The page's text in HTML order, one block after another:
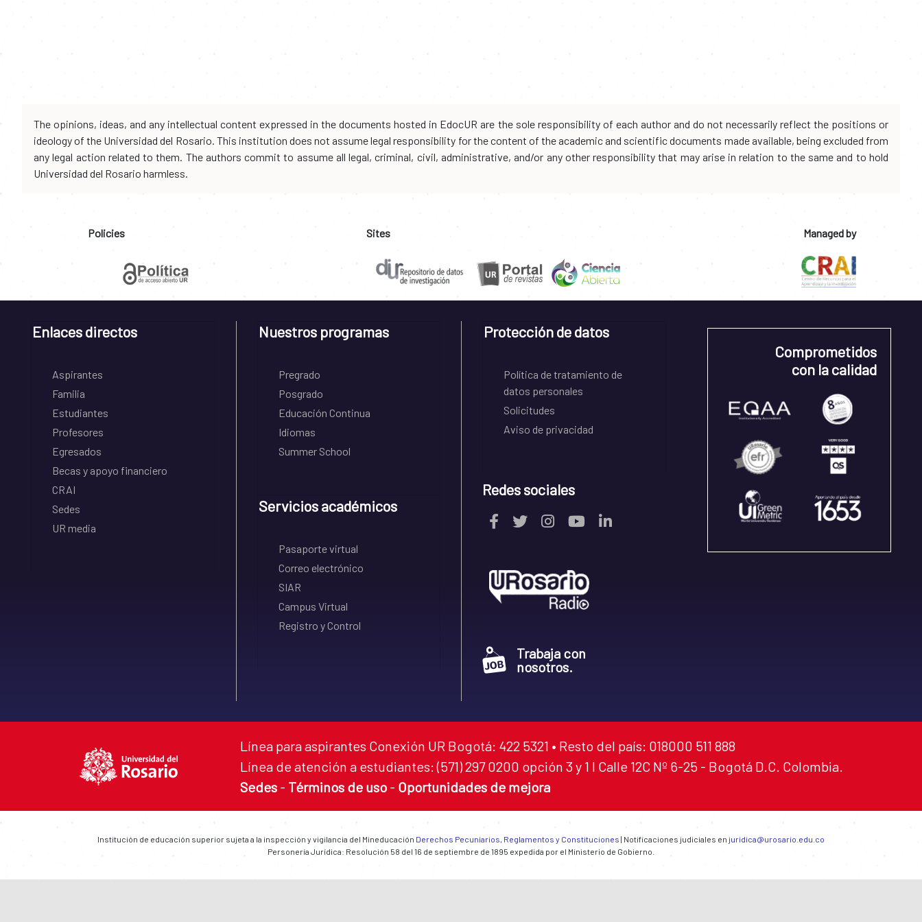
The opinions, ideas, and any intellectual content expressed in the documents hosted in EdocUR are the sole responsibility of each author and do not necessarily reflect the positions or
ideology of the Universidad del Rosario. This institution does not assume legal responsibility for the content of the academic and scientific documents made available, being excluded from
any legal action related to them. The authors commit to assume all legal, criminal, civil, administrative, and/or any other responsibility that may arise in relation to the same and to hold
Universidad del Rosario harmless.
Policies Sites Managed by
Enlaces directos
Aspirantes
Familia
Estudiantes
Profesores
Egresados
Becas y apoyo financiero
CRAI
Sedes
UR media
Nuestros programas
Pregrado
Posgrado
Educación Continua
Idiomas
Summer School
Servicios académicos
Pasaporte virtual
Correo electrónico
SIAR
Campus Virtual
Registro y Control
Protección de datos
Política de tratamiento de
datos personales
Solicitudes
Aviso de privacidad
Redes sociales
Trabaja con
nosotros.
Comprometidos
con la calidad
Línea para aspirantes Conexión UR Bogotá: 422 5321 • Resto del país: 018000 511 888
Línea de atención a estudiantes: (571) 297 0200 opción 3 y 1 I Calle 12C Nº 6-25 - Bogotá D.C. Colombia.
Sedes - Términos de uso - Oportunidades de mejora
Institución de educación superior sujeta a la inspección y vigilancia del Mineducación Derechos Pecuniarios, Reglamentos y Constituciones | Notificaciones judiciales en juridica@urosario.edu.co
Personería Jurídica: Resolución 58 del 16 de septiembre de 1895 expedida por el Ministerio de Gobierno.